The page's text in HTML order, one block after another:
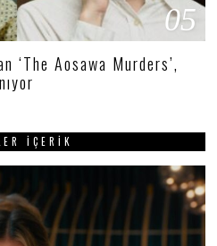
05
‘The Aosawa Murders’,
İÇERIK